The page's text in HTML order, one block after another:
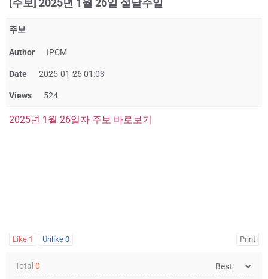
[주보] 2025년 1월 26일 설날주일
주보
Author IPCM
Date 2025-01-26 01:03
Views 524
2025년 1월 26일자 주보 바로보기
Like 1 Unlike 0 Print
Total 0